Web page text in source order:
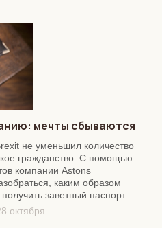
мечты сбываются
не уменьшил количество
гражданство. С помощью
компании Astons
каким образом
заветный паспорт.
октября